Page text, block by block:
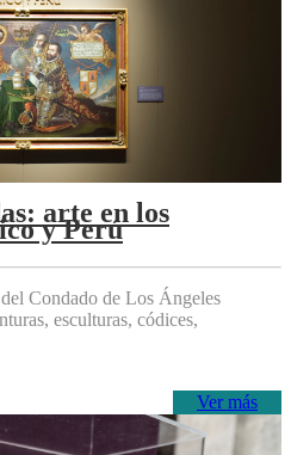
arte en los
y Perú
Condado de Los Ángeles
esculturas, códices,
Ver más